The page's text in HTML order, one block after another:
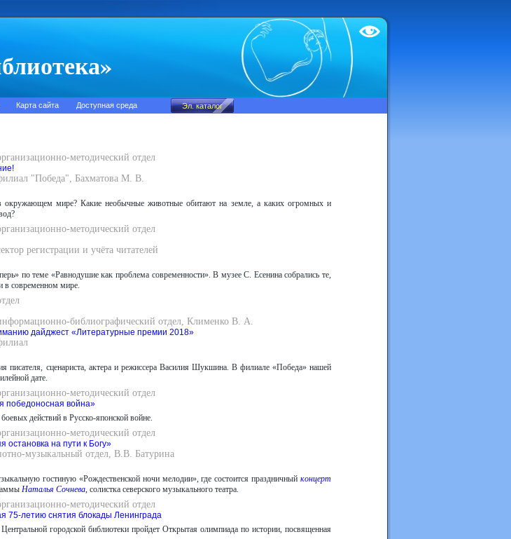
Test
Карта сайта Доступная среда
методический отдел
"Победа", Бахматова М. В.
окружающем мире? Какие необычные животные обитают на земле, а каких огромных и
методический отдел
регистрации и учёта читателей
по теме «Равнодушие как проблема современности». В музее С. Есенина собрались те,
в современном мире.
библиографический отдел, Клименко В. А.
дайджест «Литературные премии 2018»
писателя, сценариста, актера и режиссера Василия Шукшина. В филиале «Победа» нашей
дате.
методический отдел
победоносная война»
действий в Русско-японской войне.
методический отдел
остановка на пути к Богу»
музыкальный отдел, В.В. Батурина
гостиную «Рождественской ночи мелодии», где состоится праздничныйконцерт
Наталья Сочнева, солистка северского музыкального театра.
методический отдел
75-летию снятия блокады Ленинграда
городской библиотеки пройдет Открытая олимпиада по истории, посвященная